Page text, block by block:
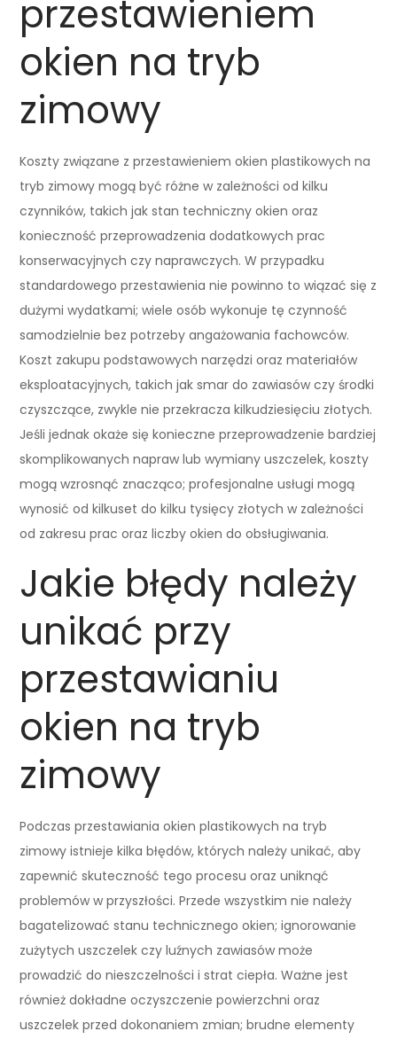
przestawieniem
okien na tryb
zimowy
Koszty związane z przestawieniem okien plastikowych na
tryb zimowy mogą być różne w zależności od kilku
czynników, takich jak stan techniczny okien oraz
konieczność przeprowadzenia dodatkowych prac
konserwacyjnych czy naprawczych. W przypadku
standardowego przestawienia nie powinno to wiązać się z
dużymi wydatkami; wiele osób wykonuje tę czynność
samodzielnie bez potrzeby angażowania fachowców.
Koszt zakupu podstawowych narzędzi oraz materiałów
eksploatacyjnych, takich jak smar do zawiasów czy środki
czyszczące, zwykle nie przekracza kilkudziesięciu złotych.
Jeśli jednak okaże się konieczne przeprowadzenie bardziej
skomplikowanych napraw lub wymiany uszczelek, koszty
mogą wzrosnąć znacząco; profesjonalne usługi mogą
wynosić od kilkuset do kilku tysięcy złotych w zależności
od zakresu prac oraz liczby okien do obsługiwania.
Jakie błędy należy
unikać przy
przestawianiu
okien na tryb
zimowy
Podczas przestawiania okien plastikowych na tryb
zimowy istnieje kilka błędów, których należy unikać, aby
zapewnić skuteczność tego procesu oraz uniknąć
problemów w przyszłości. Przede wszystkim nie należy
bagatelizować stanu technicznego okien; ignorowanie
zużytych uszczelek czy luźnych zawiasów może
prowadzić do nieszczelności i strat ciepła. Ważne jest
również dokładne oczyszczenie powierzchni oraz
uszczelek przed dokonaniem zmian; brudne elementy